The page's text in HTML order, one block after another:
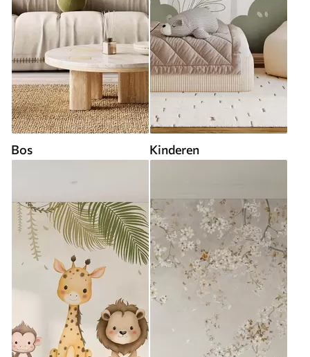
Bos Kinderen